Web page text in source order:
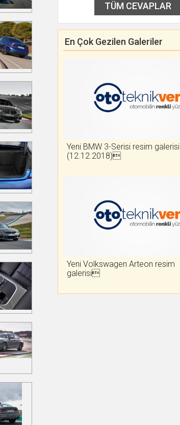
TÜM CEVAPLAR
En Çok Gezilen Galeriler
Yeni BMW 3-Serisi resim galerisi
(12.12.2018)
Yeni Volkswagen Arteon resim
galerisi